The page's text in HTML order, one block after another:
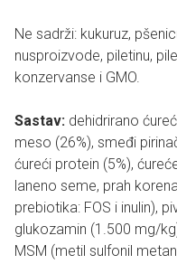
Ne sadrži: kukuruz,
nusproizvode, piletinu,
konzervanse i GMO.
Sastav: dehidrirano
meso (26%), smeđi
ćureći protein (5%),
laneno seme, prah
prebiotika: FOS i inulin),
glukozamin (1.500 mg/
MSM (metil sulfonil